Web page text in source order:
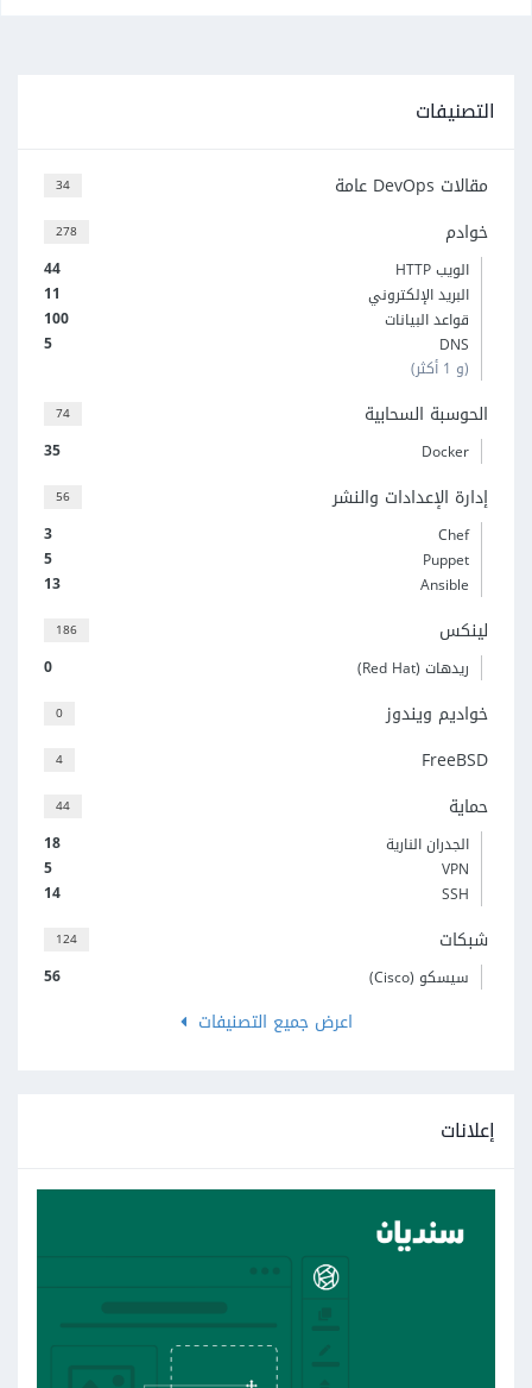
التصنيفات
34 مقالات DevOps عامة
278 خوادم
44
الويب HTTP
11
البريد الإلكتروني
100
قواعد البيانات
5
DNS
(و 1 أكثر)
74 الحوسبة السحابية
35 Docker
56 إدارة الإعدادات والنشر
3
Chef
5
Puppet
13
Ansible
186 لينكس
0 ريدهات (Red Hat)
0 خواديم ويندوز
4 FreeBSD
44 حماية
18
الجدران النارية
5
VPN
14
SSH
124 شبكات
56 سيسكو (Cisco)
اعرض جميع التصنيفات
إعلانات